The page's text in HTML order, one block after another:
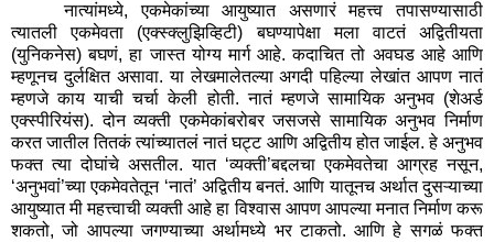
नात्यांमध्ये, एकमेकांच्या आयुष्यात असणारं महत्त्व तपासण्यासाठी
त्यातली एकमेवता (एक्स्क्लुझिव्हिटी) बघण्यापेक्षा मला वाटतं अद्वितीयता
(युनिकनेस) बघणं, हा जास्त योग्य मार्ग आहे. कदाचित तो अवघड आहे आणि
म्हणूनच दुर्लक्षित असावा. या लेखमालेतल्या अगदी पहिल्या लेखांत आपण नातं
म्हणजे काय याची चर्चा केली होती. नातं म्हणजे सामायिक अनुभव (शेअर्ड
एक्स्पीरियंस). दोन व्यक्ती एकमेकांबरोबर जसजसे सामायिक अनुभव निर्माण
करत जातील तितकं त्यांच्यातलं नातं घट्ट आणि अद्वितीय होत जाईल. हे अनुभव
फक्त त्या दोघांचे असतील. यात ‘व्यक्ती’बद्दलचा एकमेवतेचा आग्रह नसून,
‘अनुभवां’च्या एकमेवतेतून ‘नातं’ अद्वितीय बनतं. आणि यातूनच अर्थात दुसऱ्याच्या
आयुष्यात मी महत्त्वाची व्यक्ती आहे हा विश्वास आपण आपल्या मनात निर्माण करू
शकतो, जो आपल्या जगण्याच्या अर्थामध्ये भर टाकतो. आणि हे सगळं फक्त